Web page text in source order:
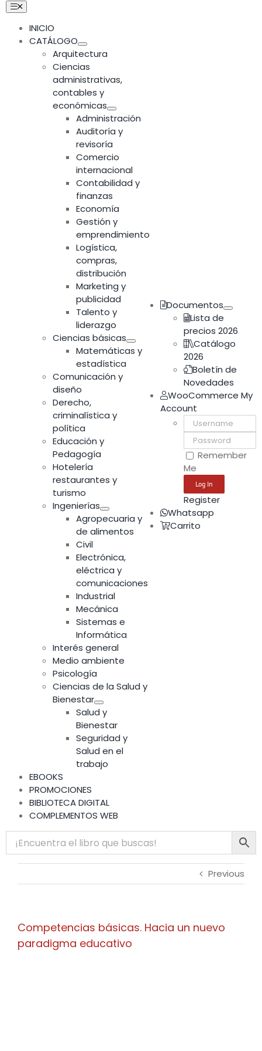
Skip
content
Toggle
Navigation
INICIO
CATÁLOGO
Arquitectura
Ciencias
administrativas,
contables y
económicas
Administración
Auditoría y
revisoría
Comercio
internacional
Contabilidad y
finanzas
Economía
Gestión y
emprendimiento
Logística,
compras,
distribución
Marketing y
publicidad
Talento y
liderazgo
Ciencias básicas
Matemáticas y
estadística
Comunicación y
diseño
Derecho,
criminalística y
política
Educación y
Pedagogía
Hotelería
restaurantes y
turismo
Ingenierías
Agropecuaria y
de alimentos
Civil
Electrónica,
eléctrica y
comunicaciones
Industrial
Mecánica
Sistemas e
Informática
Interés general
Medio ambiente
Psicología
Ciencias de la Salud y
Bienestar
Salud y
Bienestar
Seguridad y
Salud en el
trabajo
EBOOKS
PROMOCIONES
BIBLIOTECA DIGITAL
COMPLEMENTOS WEB
Documentos
Lista de
precios 2026
Catálogo
2026
Boletín de
Novedades
WooCommerce My
Account
Username:
Password:
Remember
Me
Register
Whatsapp
Carrito
Previous
Competencias básicas. Hacia un nuevo
paradigma educativo